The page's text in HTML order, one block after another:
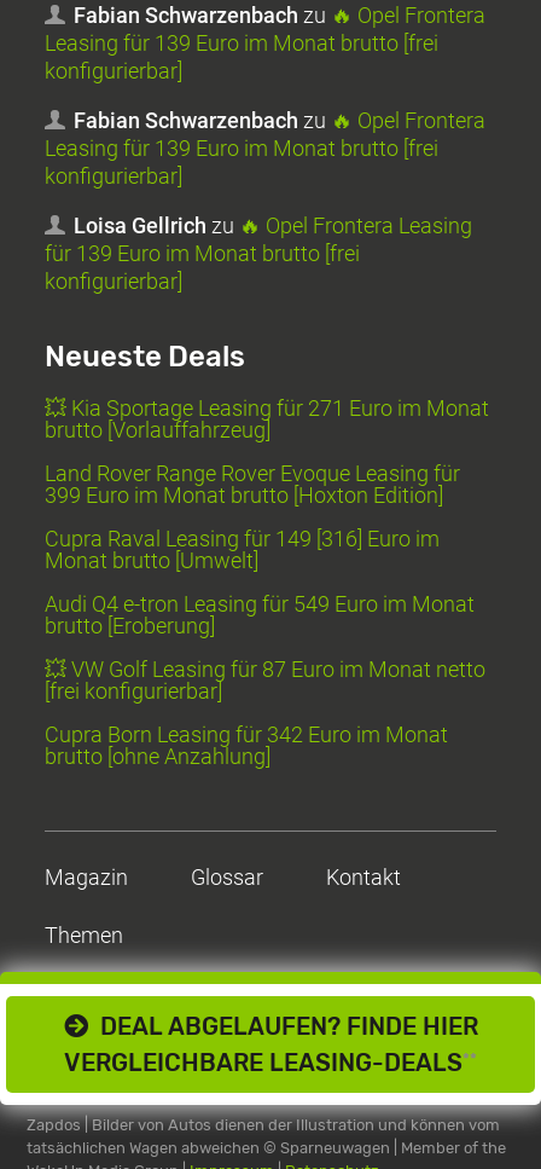
DEAL ABGELAUFEN? FINDE HIER
VERGLEICHBARE LEASING-DEALS**
Fabian Schwarzenbach zu 🔥 Opel Frontera
Leasing für 139 Euro im Monat brutto [frei
konfigurierbar]
Fabian Schwarzenbach zu 🔥 Opel Frontera
Leasing für 139 Euro im Monat brutto [frei
konfigurierbar]
Loisa Gellrich zu 🔥 Opel Frontera Leasing
für 139 Euro im Monat brutto [frei
konfigurierbar]
Neueste Deals
💥 Kia Sportage Leasing für 271 Euro im Monat
brutto [Vorlauffahrzeug]
Land Rover Range Rover Evoque Leasing für
399 Euro im Monat brutto [Hoxton Edition]
Cupra Raval Leasing für 149 [316] Euro im
Monat brutto [Umwelt]
Audi Q4 e-tron Leasing für 549 Euro im Monat
brutto [Eroberung]
💥 VW Golf Leasing für 87 Euro im Monat netto
[frei konfigurierbar]
Cupra Born Leasing für 342 Euro im Monat
brutto [ohne Anzahlung]
Magazin Glossar Kontakt
Themen
Zapdos | Bilder von Autos dienen der Illustration und können vom
tatsächlichen Wagen abweichen© Sparneuwagen | Member of the